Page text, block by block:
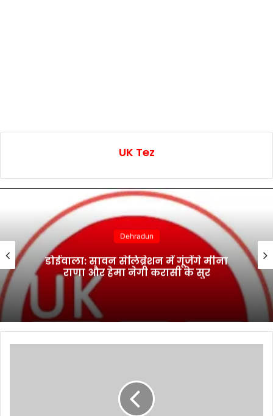
UK Tez
Dehradun
डोईवाला: सावन सेलिब्रेशन में गूंजेंगे मीना
राणा और हेमा नेगी करासी के सुर